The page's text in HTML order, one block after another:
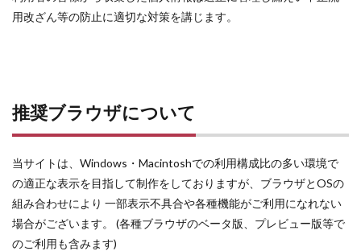
用改ざん等の防止に適切な対策を講じます。
推奨ブラウザについて
当サイトは、Windows・Macintoshでの利用構成比の多い環境で
の適正な表示を目指して制作をしておりますが、ブラウザとOSの
組み合わせにより 一部表示不具合や各種機能がご利用になれない
場合がございます。 (各種ブラウザのベータ版、プレビュー版等で
のご利用も含みます)